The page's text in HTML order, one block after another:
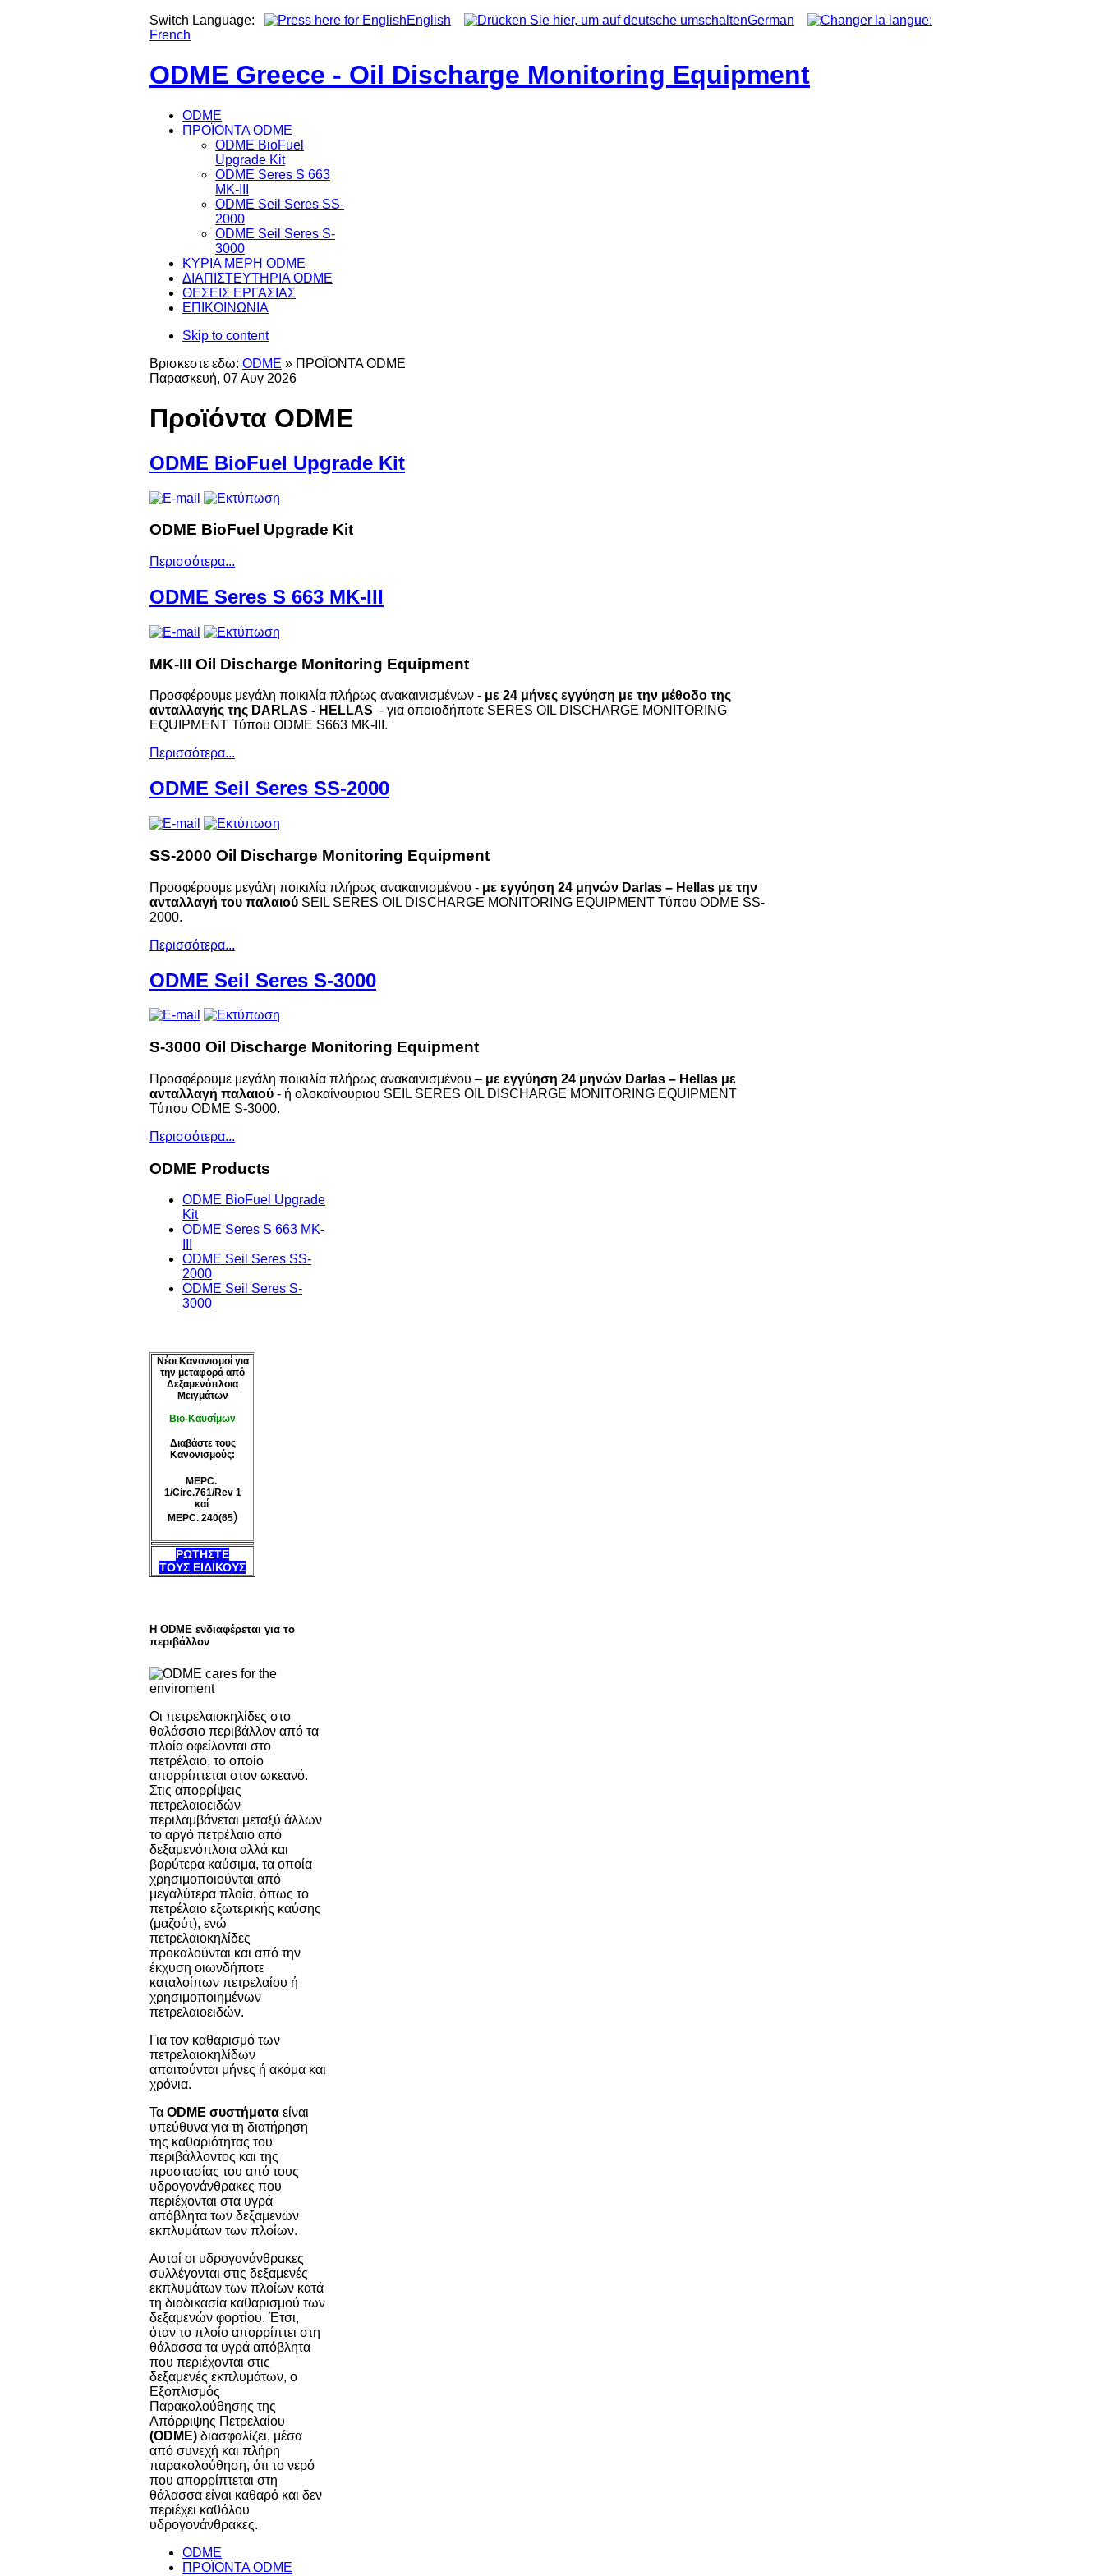
Switch Language: English
German
French
ODME Greece - Oil Discharge Monitoring Equipment
ODME
ΠΡΟΪΟΝΤΑ ODME
ODME BioFuel
Upgrade Kit
ODME Seres S 663
MK-III
ODME Seil Seres SS-
2000
ODME Seil Seres S-
3000
ΚΥΡΙΑ ΜΕΡΗ ODME
ΔΙΑΠΙΣΤΕΥΤΗΡΙΑ ODME
ΘΕΣΕΙΣ ΕΡΓΑΣΙΑΣ
ΕΠΙΚΟΙΝΩΝΙΑ
Skip to content
Βρισκεστε εδω: ODME » ΠΡΟΪΟΝΤΑ ODME
Παρασκευή, 07 Αυγ 2026
Προϊόντα ODME
ODME BioFuel Upgrade Kit
ODME BioFuel Upgrade Kit
Περισσότερα...
ODME Seres S 663 MK-III
MK-III Oil Discharge Monitoring Equipment
Προσφέρουμε μεγάλη ποικιλία πλήρως ανακαινισμένων - με 24 μήνες εγγύηση με την μέθοδο της
ανταλλαγής της DARLAS - HELLAS - για οποιοδήποτε SERES OIL DISCHARGE MONITORING
EQUIPMENT Τύπου ODME S663 MK-III.
Περισσότερα...
ODME Seil Seres SS-2000
SS-2000 Oil Discharge Monitoring Equipment
Προσφέρουμε μεγάλη ποικιλία πλήρως ανακαινισμένου - με εγγύηση 24 μηνών Darlas – Hellas με την
ανταλλαγή του παλαιού SEIL SERES OIL DISCHARGE MONITORING EQUIPMENT Τύπου ODME SS-
2000.
Περισσότερα...
ODME Seil Seres S-3000
S-3000 Oil Discharge Monitoring Equipment
Προσφέρουμε μεγάλη ποικιλία πλήρως ανακαινισμένου – με εγγύηση 24 μηνών Darlas – Hellas με
ανταλλαγή παλαιού - ή ολοκαίνουριου SEIL SERES OIL DISCHARGE MONITORING EQUIPMENT
Τύπου ODME S-3000.
Περισσότερα...
ODME Products
ODME BioFuel Upgrade
Kit
ODME Seres S 663 MK-
ODME Seil Seres SS-
2000
ODME Seil Seres S-
3000
Νέοι Κανονισμοί για
την μεταφορά από
Δεξαμενόπλοια
Μειγμάτων
Βιο-Καυσίμων
Διαβάστε τους
Κανονισμούς:
MEPC.
1/Circ.761/Rev 1
καί
MEPC. 240(65)
ΡΩΤΗΣΤΕ
ΤΟΥΣ ΕΙΔΙΚΟΥΣ
Η ODME ενδιαφέρεται για το
περιβάλλον
Οι πετρελαιοκηλίδες στο
θαλάσσιο περιβάλλον από τα
πλοία οφείλονται στο
πετρέλαιο, το οποίο
απορρίπτεται στον ωκεανό.
Στις απορρίψεις
πετρελαιοειδών
περιλαμβάνεται μεταξύ άλλων
το αργό πετρέλαιο από
δεξαμενόπλοια αλλά και
βαρύτερα καύσιμα, τα οποία
χρησιμοποιούνται από
μεγαλύτερα πλοία, όπως το
πετρέλαιο εξωτερικής καύσης
(μαζούτ), ενώ
πετρελαιοκηλίδες
προκαλούνται και από την
έκχυση οιωνδήποτε
καταλοίπων πετρελαίου ή
χρησιμοποιημένων
πετρελαιοειδών.
Για τον καθαρισμό των
πετρελαιοκηλίδων
απαιτούνται μήνες ή ακόμα και
χρόνια.
Τα ODME συστήματα είναι
υπεύθυνα για τη διατήρηση
της καθαριότητας του
περιβάλλοντος και της
προστασίας του από τους
υδρογονάνθρακες που
περιέχονται στα υγρά
απόβλητα των δεξαμενών
εκπλυμάτων των πλοίων.
Αυτοί οι υδρογονάνθρακες
συλλέγονται στις δεξαμενές
εκπλυμάτων των πλοίων κατά
τη διαδικασία καθαρισμού των
δεξαμενών φορτίου. Έτσι,
όταν το πλοίο απορρίπτει στη
θάλασσα τα υγρά απόβλητα
που περιέχονται στις
δεξαμενές εκπλυμάτων, ο
Εξοπλισμός
Παρακολούθησης της
Απόρριψης Πετρελαίου
(ODME) διασφαλίζει, μέσα
από συνεχή και πλήρη
παρακολούθηση, ότι το νερό
που απορρίπτεται στη
θάλασσα είναι καθαρό και δεν
περιέχει καθόλου
υδρογονάνθρακες.
ODME
ΠΡΟΪΟΝΤΑ ODME